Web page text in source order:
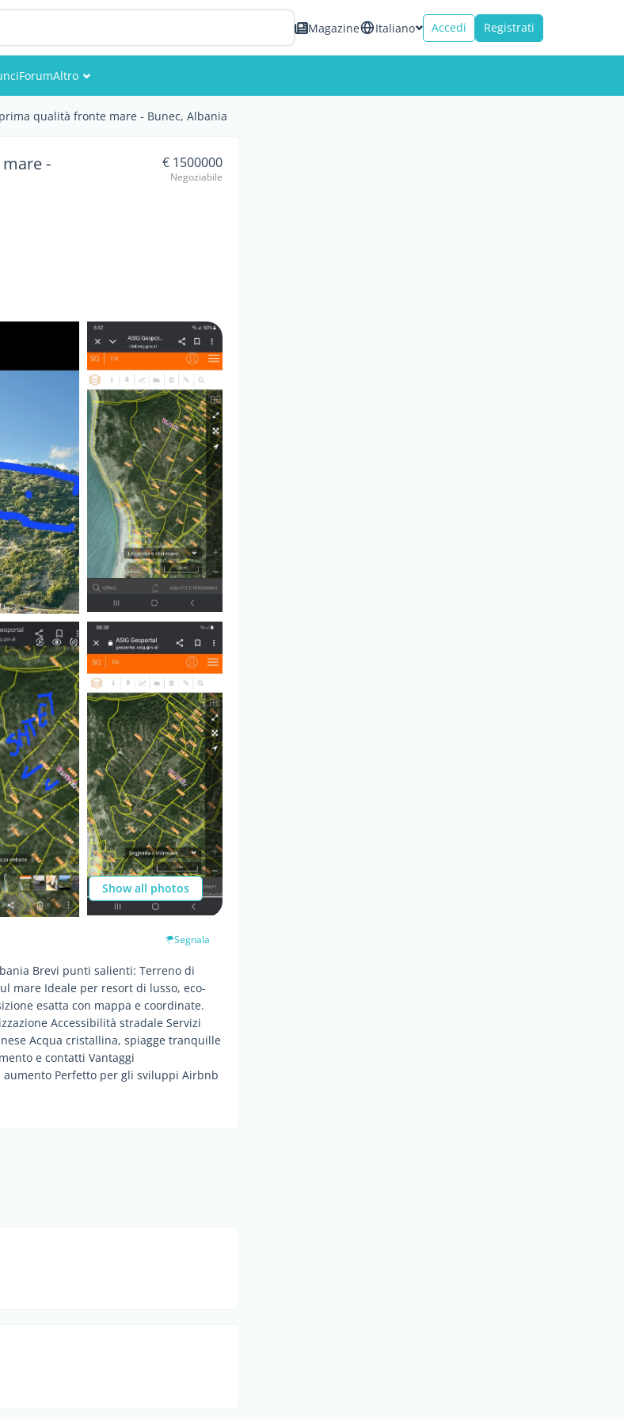
Magazine Italiano Accedi Registrati
ForumAltro
Eventi
qualità fronte mare - Bunec, Albania
-
€ 1500000
Negoziabile
Show all photos
Segnala
Brevi punti salienti: Terreno di
mare Ideale per resort di lusso, eco-
esatta con mappa e coordinate.
Accessibilità stradale Servizi
Acqua cristallina, spiagge tranquille
e contatti Vantaggi
Perfetto per gli sviluppi Airbnb